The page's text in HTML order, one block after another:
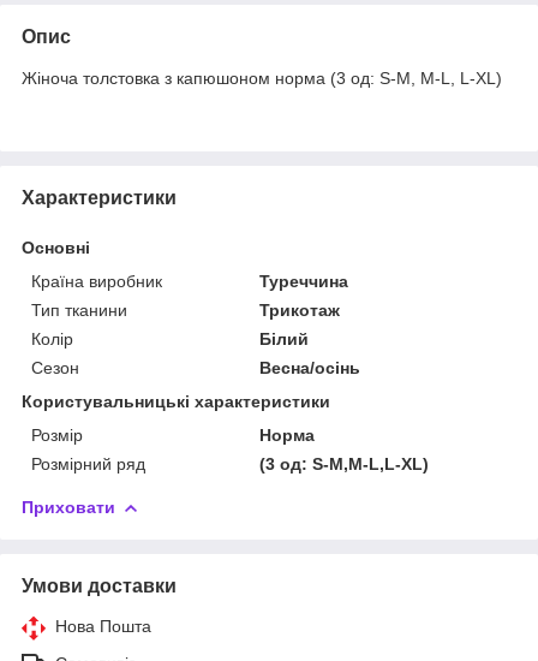
Опис
Жіноча толстовка з капюшоном норма (3 од: S-M, M-L, L-XL)
Характеристики
Основні
Країна виробник
Туреччина
Тип тканини
Трикотаж
Колір
Білий
Сезон
Весна/осінь
Користувальницькі характеристики
Розмір
Норма
Розмірний ряд
(3 од: S-M,M-L,L-XL)
Приховати
Умови доставки
Нова Пошта